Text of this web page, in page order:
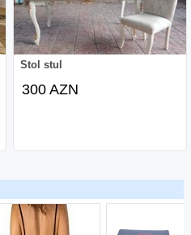
Stol stul
300 AZN